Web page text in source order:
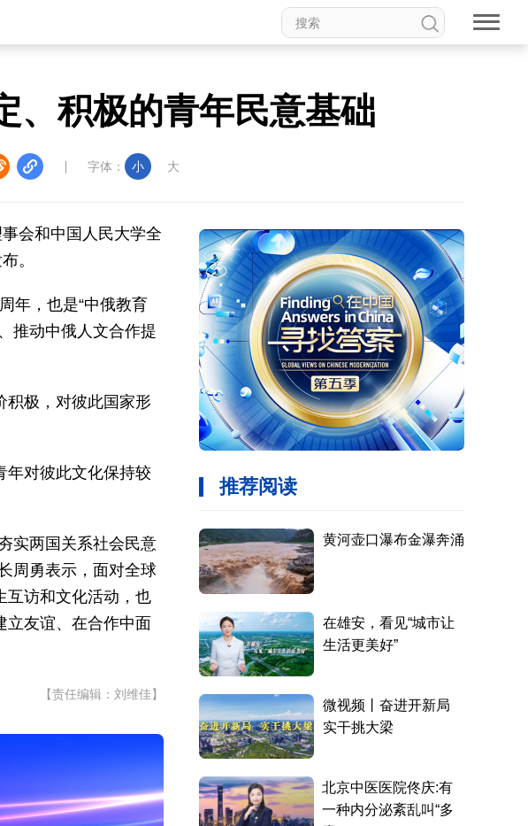
、积极的青年民意基础
字体： 小 大
会和中国人民大学全
。
年，也是“中俄教育
推动中俄人文合作提
积极，对彼此国家形
年对彼此文化保持较
实两国关系社会民意
周勇表示，面对全球
互访和文化活动，也
立友谊、在合作中面
【责任编辑：刘维佳】